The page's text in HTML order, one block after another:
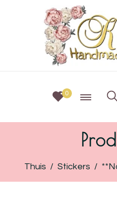
0
Thuis / Stickers /